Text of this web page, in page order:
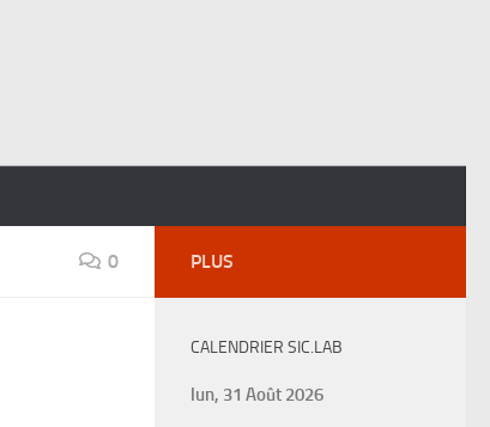
0 PLUS
CALENDRIER SIC.LAB
lun, 31 Août 2026